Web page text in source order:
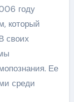
году
который
своих
Ее
среди